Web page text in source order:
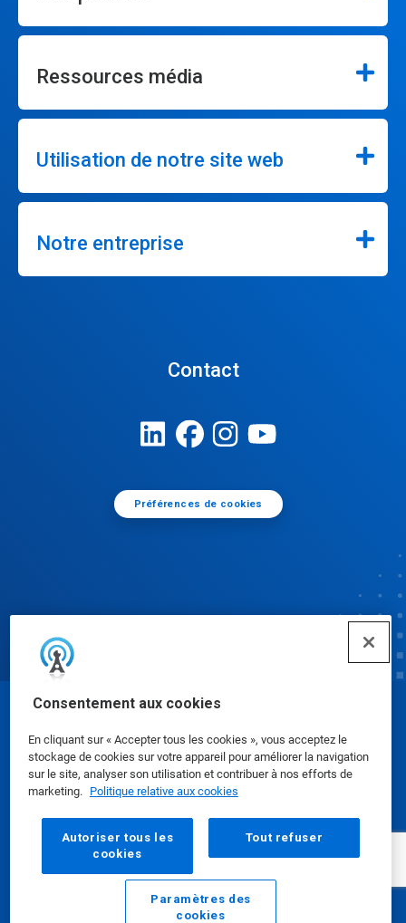
Consentement aux cookies
En cliquant sur « Accepter tous les cookies », vous acceptez le
stockage de cookies sur votre appareil pour améliorer la navigation
sur le site, analyser son utilisation et contribuer à nos efforts de
marketing. Politique relative aux cookies
Autoriser tous les
cookies
Tout refuser
Paramètres des
cookies
Ressources média
Utilisation de notre site web
Notre entreprise
Contact
Préférences de cookies
Fiches de données de sécurité|Politique de
confidentialité|conditions d'utilisation